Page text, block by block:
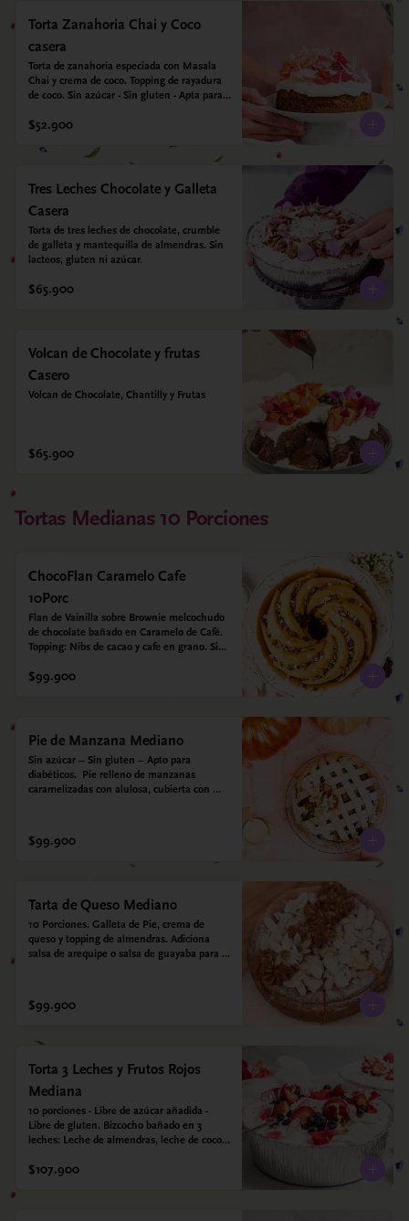
Torta Zanahoria Chai y Coco
casera
Torta de zanahoria especiada con Masala
Chai y crema de coco. Topping de rayadura
de coco. Sin azúcar - Sin gluten - Apta para
y almendras. Endulzada con estevia.
$52.900
Tres Leches Chocolate y Galleta
Casera
Torta de tres leches de chocolate, crumble
de galleta y mantequilla de almendras. Sin
lacteos, gluten ni azúcar.
$65.900
Volcan de Chocolate y frutas
Casero
Volcan de Chocolate, Chantilly y Frutas
$65.900
Tortas Medianas 10 Porciones
ChocoFlan Caramelo Cafe
10Porc
Flan de Vainilla sobre Brownie melcochudo
de chocolate bañado en Caramelo de Café.
Topping: Nibs de cacao y cafe en grano. Sin
diabéticos
$99.900
Pie de Manzana Mediano
Sin azúcar – Sin gluten – Apto para
diabéticos.  Pie relleno de manzanas
caramelizadas con alulosa, cubierta con
de leche de coco y que envuelve todos los
sabores.
$99.900
Tarta de Queso Mediano
10 Porciones. Galleta de Pie, crema de
queso y topping de almendras. Adiciona
salsa de arequipe o salsa de guayaba para
$99.900
Torta 3 Leches y Frutos Rojos
Mediana
10 porciones - Libre de azúcar añadida -
Libre de gluten. Bizcocho bañado en 3
leches: Leche de almendras, leche de coco y
Harina de arroz, harina de quinoa, huevo,
$107.900